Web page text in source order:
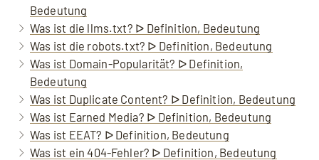
Bedeutung
Was ist die llms.txt? ᐅ Definition, Bedeutung
Was ist die robots.txt? ᐅ Definition, Bedeutung
Was ist Domain-Popularität? ᐅ Definition,
Bedeutung
Was ist Duplicate Content? ᐅ Definition, Bedeutung
Was ist Earned Media? ᐅ Definition, Bedeutung
Was ist EEAT? ᐅ Definition, Bedeutung
Was ist ein 404-Fehler? ᐅ Definition, Bedeutung